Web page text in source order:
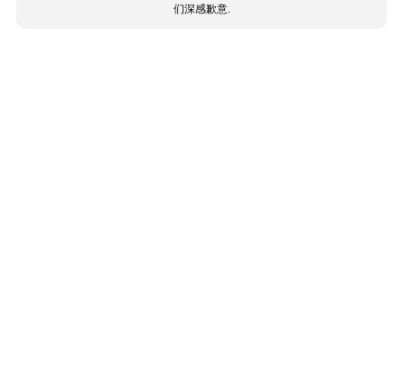
们深感歉意.